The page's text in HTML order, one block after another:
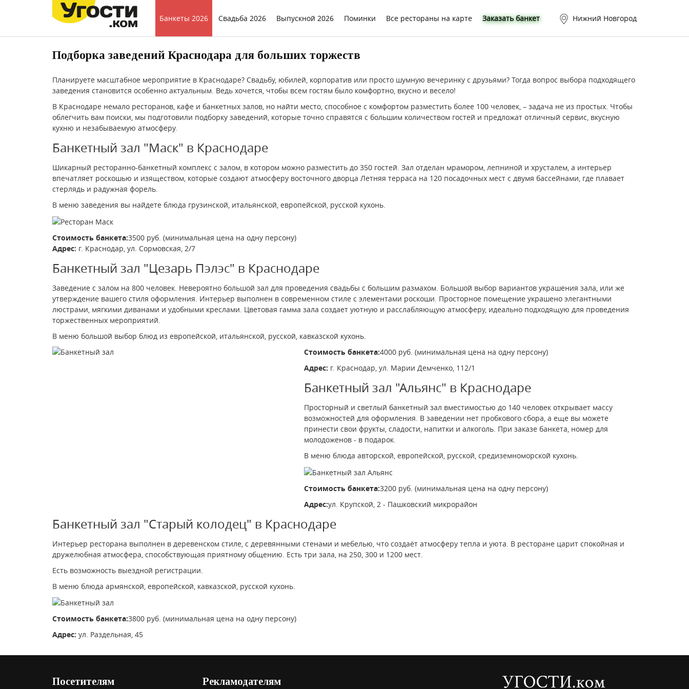
Банкеты 2026 Свадьба 2026 Выпускной 2026 Поминки Все рестораны на карте Заказать банкет Нижний Новгород
Подборка заведений Краснодара для больших торжеств
Планируете масштабное мероприятие в Краснодаре? Свадьбу, юбилей, корпоратив или просто шумную вечеринку с друзьями? Тогда вопрос выбора подходящего
заведения становится особенно актуальным. Ведь хочется, чтобы всем гостям было комфортно, вкусно и весело!
В Краснодаре немало ресторанов, кафе и банкетных залов, но найти место, способное с комфортом разместить более 100 человек, – задача не из простых. Чтобы
облегчить вам поиски, мы подготовили подборку заведений, которые точно справятся с большим количеством гостей и предложат отличный сервис, вкусную
кухню и незабываемую атмосферу.
Банкетный зал "Маск" в Краснодаре
Шикарный ресторанно-банкетный комплекс с залом, в котором можно разместить до 350 гостей. Зал отделан мрамором, лепниной и хрусталем, а интерьер
впечатляет роскошью и изяществом, которые создают атмосферу восточного дворца Летняя терраса на 120 посадочных мест с двумя бассейнами, где плавает
стерлядь и радужная форель.
В меню заведения вы найдете блюда грузинской, итальянской, европейской, русской кухонь.
Стоимость банкета:3500 руб. (минимальная цена на одну персону)
Адрес: г. Краснодар, ул. Сормовская, 2/7
Банкетный зал "Цезарь Пэлэс" в Краснодаре
Заведение с залом на 800 человек. Невероятно большой зал для проведения свадьбы с большим размахом. Большой выбор вариантов украшения зала, или же
утверждение вашего стиля оформления. Интерьер выполнен в современном стиле с элементами роскоши. Просторное помещение украшено элегантными
люстрами, мягкими диванами и удобными креслами. Цветовая гамма зала создает уютную и расслабляющую атмосферу, идеально подходящую для проведения
торжественных мероприятий.
В меню большой выбор блюд из европейской, итальянской, русской, кавказской кухонь.
Стоимость банкета:4000 руб. (минимальная цена на одну персону)
Адрес: г. Краснодар, ул. Марии Демченко, 112/1
Банкетный зал "Альянс" в Краснодаре
Просторный и светлый банкетный зал вместимостью до 140 человек открывает массу
возможностей для оформления. В заведении нет пробкового сбора, а еще вы можете
принести свои фрукты, сладости, напитки и алкоголь. При заказе банкета, номер для
молодоженов - в подарок.
В меню блюда авторской, европейской, русской, средиземноморской кухонь.
Стоимость банкета:3200 руб. (минимальная цена на одну персону)
Адрес:ул. Крупской, 2 - Пашковский микрорайон
Банкетный зал "Старый колодец" в Краснодаре
Интерьер ресторана выполнен в деревенском стиле, с деревянными стенами и мебелью, что создаёт атмосферу тепла и уюта. В ресторане царит спокойная и
дружелюбная атмосфера, способствующая приятному общению. Есть три зала, на 250, 300 и 1200 мест.
Есть возможность выездной регистрации.
В меню блюда армянской, европейской, кавказской, русской кухонь.
Стоимость банкета:3800 руб. (минимальная цена на одну персону)
Адрес: ул. Раздельная, 45
Посетителям Рекламодателям